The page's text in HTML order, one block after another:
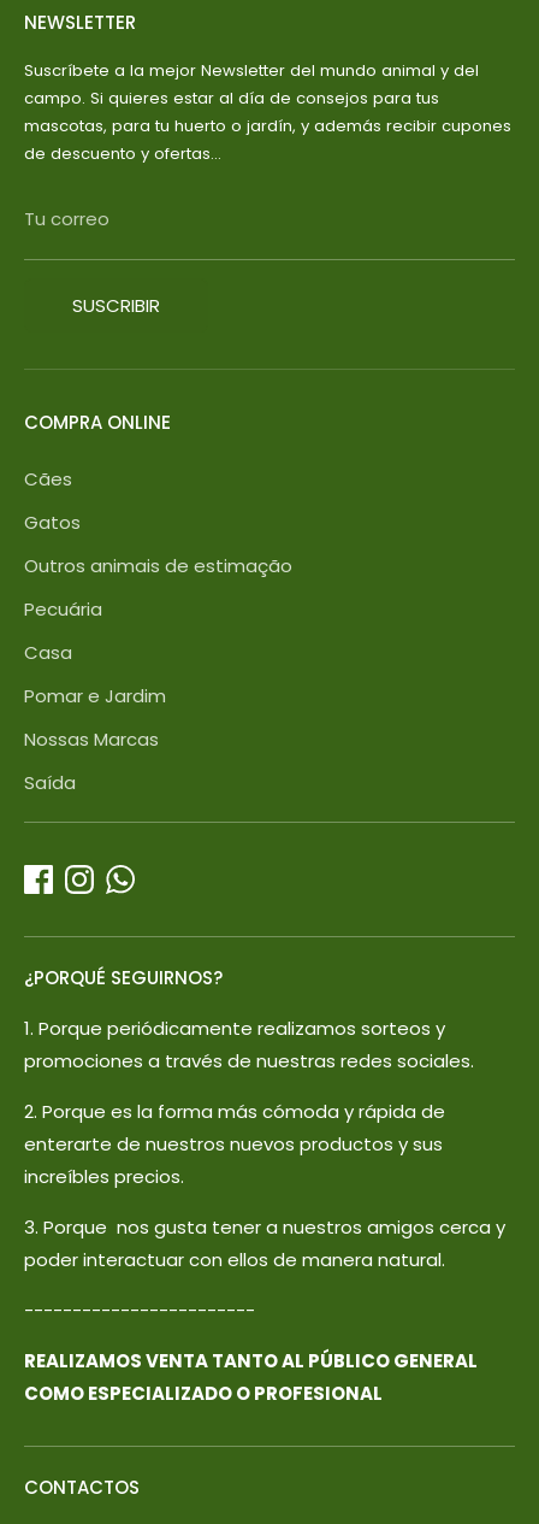
NEWSLETTER
Suscríbete a la mejor Newsletter del mundo animal y del
campo. Si quieres estar al día de consejos para tus
mascotas, para tu huerto o jardín, y además recibir cupones
de descuento y ofertas...
Tu correo
SUSCRIBIR
COMPRA ONLINE
Cães
Gatos
Outros animais de estimação
Pecuária
Casa
Pomar e Jardim
Nossas Marcas
Saída
¿PORQUÉ SEGUIRNOS?
1. Porque periódicamente realizamos sorteos y
promociones a través de nuestras redes sociales.
2. Porque es la forma más cómoda y rápida de
enterarte de nuestros nuevos productos y sus
increíbles precios.
3. Porque nos gusta tener a nuestros amigos cerca y
poder interactuar con ellos de manera natural.
------------------------
REALIZAMOS VENTA TANTO AL PÚBLICO GENERAL
COMO ESPECIALIZADO O PROFESIONAL
CONTACTOS